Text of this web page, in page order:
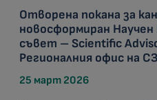
Отворена покана за
новосформиран
съвет – Scientific
Регионалния офис на
25 март 2026